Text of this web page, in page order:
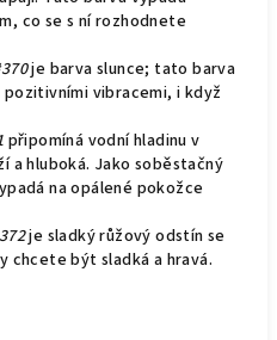
co se s ní rozhodnete
je barva slunce; tato barva
vibracemi, i když
připomíná vodní hladinu v
a hluboká. Jako soběstačný
na opálené pokožce
je sladký růžový odstín se
chcete být sladká a hravá.